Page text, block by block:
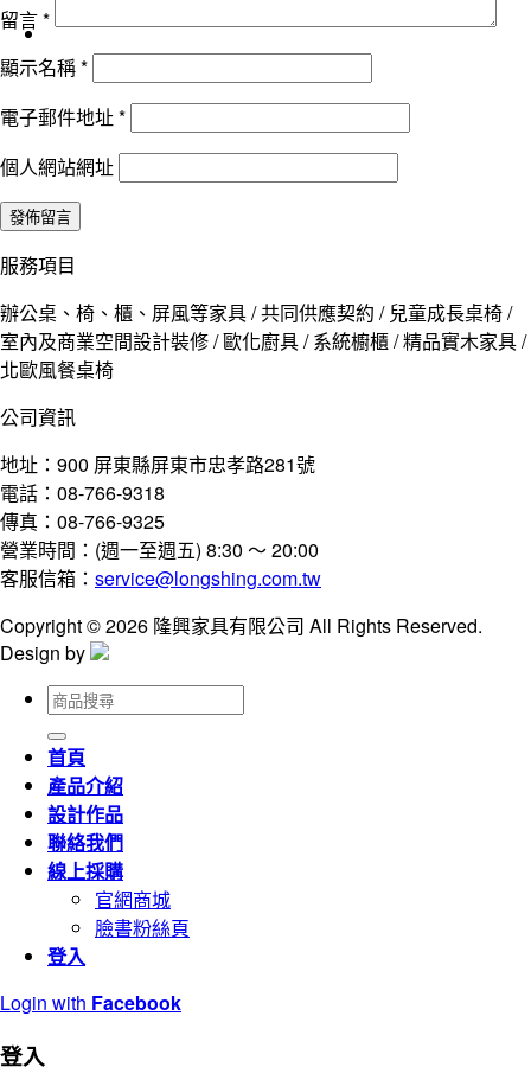
留言*
顯示名稱*
電子郵件地址*
個人網站網址
服務項目
辦公桌、椅、櫃、屏風等家具 / 共同供應契約 / 兒童成長桌椅 /
室內及商業空間設計裝修 / 歐化廚具 / 系統櫥櫃 / 精品實木家具 /
北歐風餐桌椅
公司資訊
地址：900 屏東縣屏東市忠孝路281號
電話：08-766-9318
傳真：08-766-9325
營業時間：(週一至週五) 8:30 ～ 20:00
客服信箱： service@longshing.com.tw
Copyright © 2026 隆興家具有限公司 All Rights Reserved.
Design by
搜
尋
關
鍵
字:
首頁
產品介紹
設計作品
聯絡我們
線上採購
官網商城
臉書粉絲頁
登入
Login with Facebook
登入